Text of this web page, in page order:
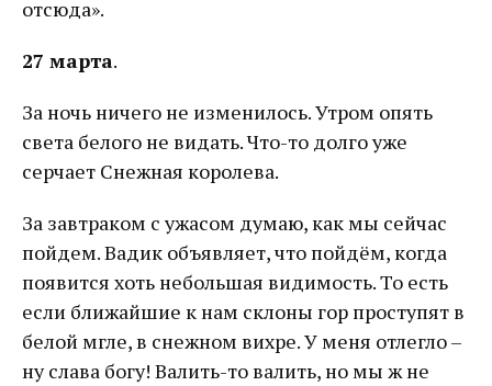
отсюда».
27 марта.
За ночь ничего не изменилось. Утром опять
света белого не видать. Что-то долго уже
серчает Снежная королева.
За завтраком с ужасом думаю, как мы сейчас
пойдем. Вадик объявляет, что пойдём, когда
появится хоть небольшая видимость. То есть
если ближайшие к нам склоны гор проступят в
белой мгле, в снежном вихре. У меня отлегло –
ну слава богу! Валить-то валить, но мы ж не